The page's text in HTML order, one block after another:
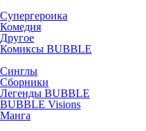
Супергероика
Комедия
Другое
Комиксы BUBBLE
Синглы
Сборники
Легенды BUBBLE
BUBBLE Visions
Манга